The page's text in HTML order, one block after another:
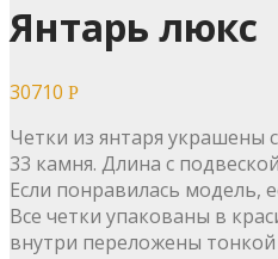
Янтарь люкс
30710 Р
Четки из янтаря украшены
33 камня. Длина с
Если понравилась модель,
Все четки упакованы в
внутри переложены